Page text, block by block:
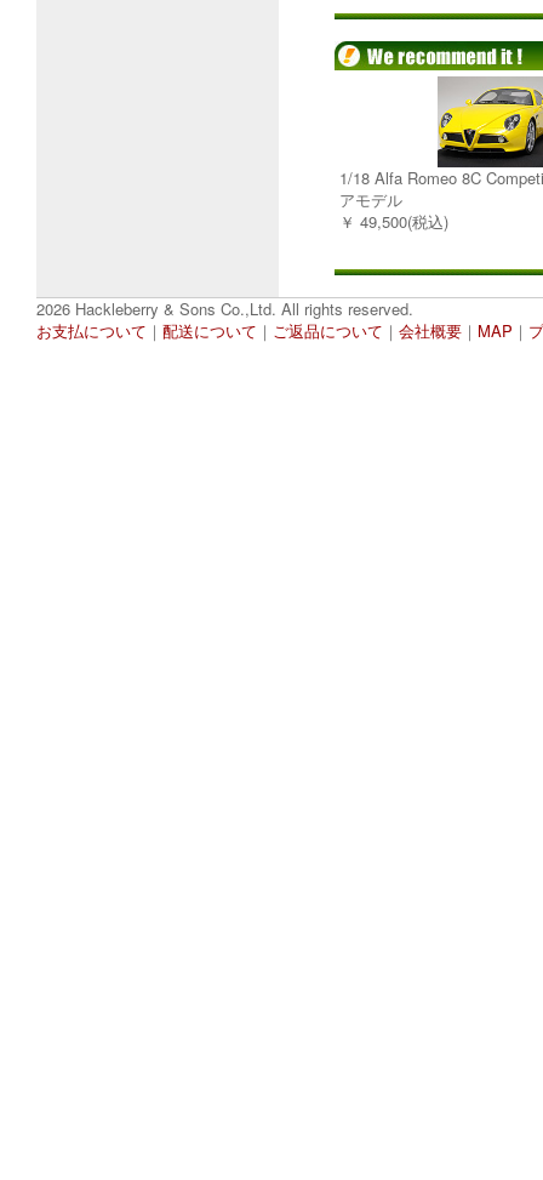
1/18 Alfa Romeo 8C
アモデル
￥ 49,500(税込)
2026 Hackleberry & Sons Co.,Ltd. All rights reserved.
お支払について ｜ 配送について ｜ ご返品について ｜ 会社概要 ｜ MAP ｜